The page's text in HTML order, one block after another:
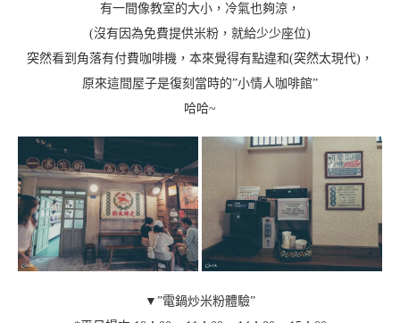
有一間像教室的大小，冷氣也夠涼，
(沒有因為免費提供米粉，就給少少座位)
突然看到角落有付費咖啡機，本來覺得有點違和(突然太現代)，
原來這間屋子是復刻當時的”小情人咖啡館”
哈哈~
▼”電鍋炒米粉體驗”